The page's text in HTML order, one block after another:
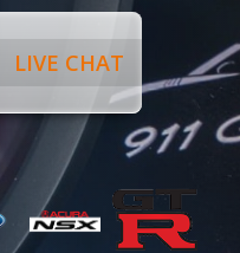
LIVE CHAT